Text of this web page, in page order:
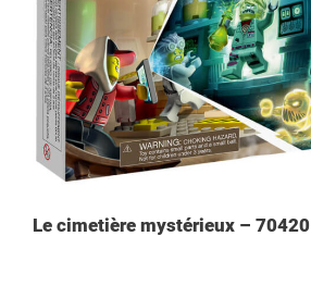
Le cimetière mystérieux – 70420